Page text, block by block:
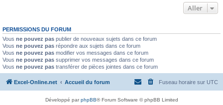
Aller
PERMISSIONS DU FORUM
Vous ne pouvez pas publier de nouveaux sujets dans ce forum
Vous ne pouvez pas répondre aux sujets dans ce forum
Vous ne pouvez pas modifier vos messages dans ce forum
Vous ne pouvez pas supprimer vos messages dans ce forum
Vous ne pouvez pas transférer de pièces jointes dans ce forum
Excel-Online.net Accueil du forum Fuseau horaire sur UTC
Développé parphpBB® Forum Software © phpBB Limited